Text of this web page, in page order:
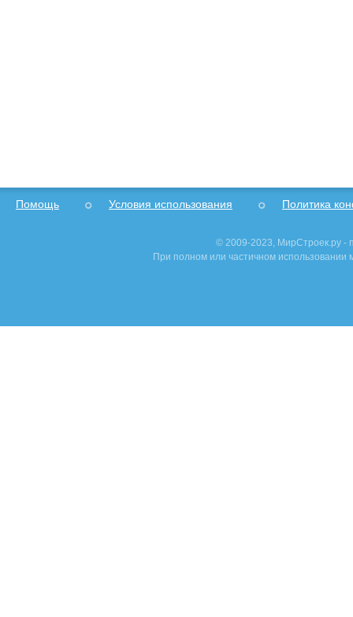
Помощь Условия использования Политика
© 2009-2023, МирСтроек.ру -
При полном или частичном использовании